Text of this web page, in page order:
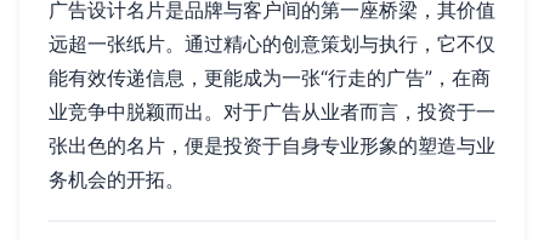
广告设计名片是品牌与客户间的第一座桥梁，其价值
远超一张纸片。通过精心的创意策划与执行，它不仅
能有效传递信息，更能成为一张“行走的广告”，在商
业竞争中脱颖而出。对于广告从业者而言，投资于一
张出色的名片，便是投资于自身专业形象的塑造与业
务机会的开拓。